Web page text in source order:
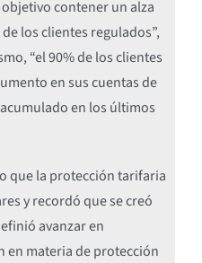
contener un alza
los clientes regulados”,
“el 90% de los clientes
en sus cuentas de
en los últimos
que la protección tarifaria
y recordó que se creó
avanzar en
en materia de protección